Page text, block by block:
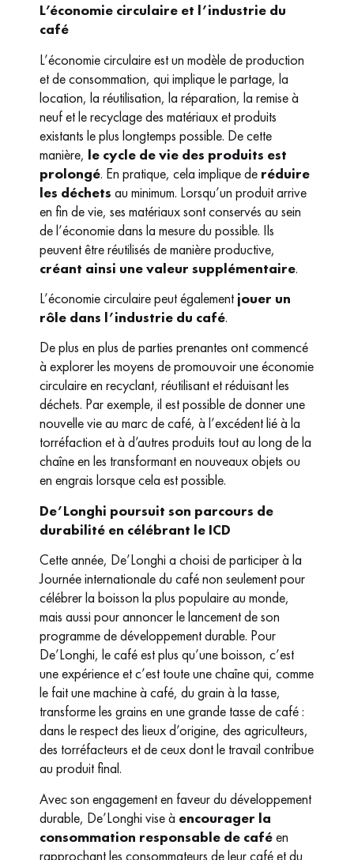
L’économie circulaire et l’industrie du
café
L’économie circulaire est un modèle de production
et de consommation, qui implique le partage, la
location, la réutilisation, la réparation, la remise à
neuf et le recyclage des matériaux et produits
existants le plus longtemps possible. De cette
manière, le cycle de vie des produits est
prolongé. En pratique, cela implique de réduire
les déchetsau minimum. Lorsqu’un produit arrive
en fin de vie, ses matériaux sont conservés au sein
de l’économie dans la mesure du possible. Ils
peuvent être réutilisés de manière productive,
créant ainsi une valeur supplémentaire.
L’économie circulaire peut également jouer un
rôle dans l’industrie du café.
De plus en plus de parties prenantes ont commencé
à explorer les moyens de promouvoir une économie
circulaire en recyclant, réutilisant et réduisant les
déchets. Par exemple, il est possible de donner une
nouvelle vie au marc de café, à l’excédent lié à la
torréfaction et à d’autres produits tout au long de la
chaîne en les transformant en nouveaux objets ou
en engrais lorsque cela est possible.
De’Longhi poursuit son parcours de
durabilité en célébrant le ICD
Cette année, De’Longhi a choisi de participer à la
Journée internationale du café non seulement pour
célébrer la boisson la plus populaire au monde,
mais aussi pour annoncer le lancement de son
programme de développement durable. Pour
De’Longhi, le café est plus qu’une boisson, c’est
une expérience et c’est toute une chaîne qui, comme
le fait une machine à café, du grain à la tasse,
transforme les grains en une grande tasse de café :
dans le respect des lieux d’origine, des agriculteurs,
des torréfacteurs et de ceux dont le travail contribue
au produit final.
Avec son engagement en faveur du développement
durable, De’Longhi vise à encourager la
consommation responsable de caféen
rapprochant les consommateurs de leur café et du